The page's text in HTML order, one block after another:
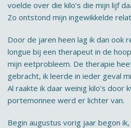
voelde over die kilo’s die mijn lijf
Zo ontstond mijn ingewikkelde
Door de jaren heen lag ik dan ook
longue bij een therapeut in de
mijn eetprobleem. De therapie
gebracht, ik leerde in ieder geval
Al raakte ik daar weinig kilo’s door
portemonnee werd er lichter van.
Begin augustus vorig jaar begon